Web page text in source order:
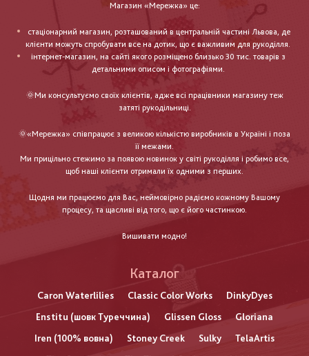
Магазин «Мережка» це:
стаціонарний магазин, розташований в центральній частині Львова, де
клієнти можуть спробувати все на дотик, що є важливим для рукоділля.
інтернет-магазин, на сайті якого розміщено близько 30 тис. товарів з
детальними описом і фотографіями.
🌞Ми консультуємо своїх клієнтів, адже всі працівники магазину теж
затяті рукодільниці.
🌞«Мережка» співпрацює з великою кількістю виробників в Україні і поза
її межами.
Ми прицільно стежимо за появою новинок у світі рукоділля і робимо все,
щоб наші клієнти отримали їх одними з перших.
Щодня ми працюємо для Вас, неймовірно радіємо кожному Вашому
процесу, та щасливі від того, що є його частинкою.
Вишивати модно!
Каталог
Caron Waterlilies Classic Color Works
DinkyDyes
Enstitu (шовк Туреччина)
Glissen Gloss
Gloriana
Iren (100% вовна)
Stoney Creek Sulky
TelaArtis